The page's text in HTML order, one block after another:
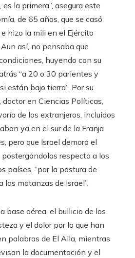
la primera”, asegura este
de 65 años, que se casó
hizo la mili en el Ejército
así, no pensaba que
huyendo con su
“a 20 o 30 parientes y
están bajo tierra”. Por su
doctor en Ciencias Políticas,
de los extranjeros, incluidos
ya en el sur de la Franja
pero que Israel demoró el
respecto a los
países, “por la postura de
las matanzas de Israel”.
base aérea, el bullicio de los
y el dolor por lo que han
palabras de El Aila, mientras
la documentación y el